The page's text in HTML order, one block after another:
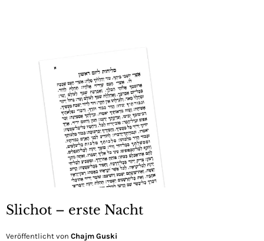
Slichot – erste Nacht
Veröffentlicht von Chajm Guski